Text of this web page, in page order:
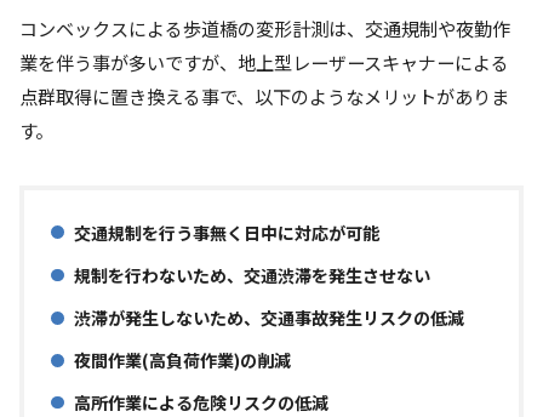
コンベックスによる歩道橋の変形計測は、交通規制や夜勤作
業を伴う事が多いですが、地上型レーザースキャナーによる
点群取得に置き換える事で、以下のようなメリットがありま
す。
交通規制を行う事無く日中に対応が可能
規制を行わないため、交通渋滞を発生させない
渋滞が発生しないため、交通事故発生リスクの低減
夜間作業(高負荷作業)の削減
高所作業による危険リスクの低減